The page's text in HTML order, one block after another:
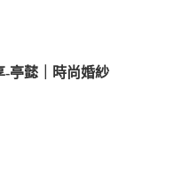
尚的感覺 ｜時尚婚紗